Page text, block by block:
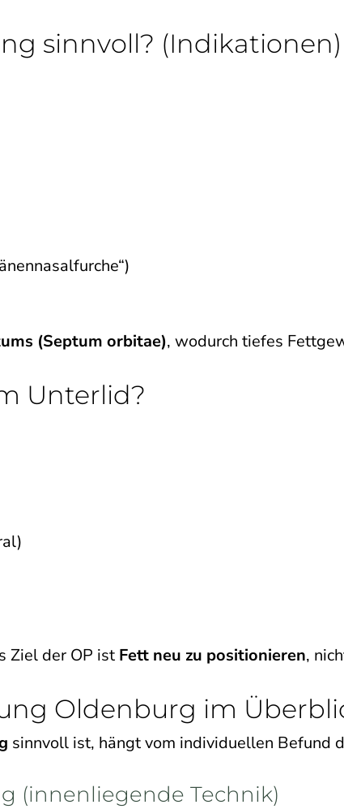
sinnvoll? (Indikationen)
(Septum orbitae), wodurch tiefes
Unterlid?
Ziel der OP ist Fett neu zu positionieren,
Oldenburg im
sinnvoll ist, hängt vom individuellen Befund
(innenliegende Technik)